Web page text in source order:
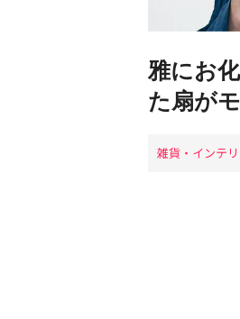
雅にお
た扇が
雑貨・インテ